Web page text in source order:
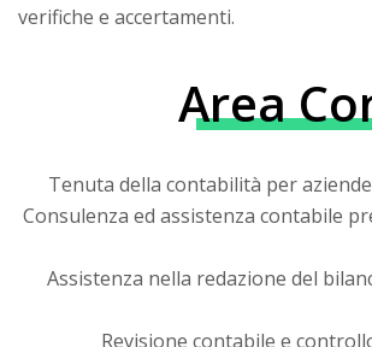
verifiche e accertamenti.
Area
Tenuta della contabilità per
Consulenza ed assistenza contabile
Assistenza nella redazione del
Revisione contabile e